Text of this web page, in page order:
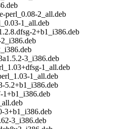
perl_0.08-2_all.deb
1_all.deb
2+b1_i386.deb
3_i386.deb
1_all.deb
1_all.deb
5.2+b1_i386.deb
1+b1_i386.deb
3+b1_i386.deb
3_i386.deb